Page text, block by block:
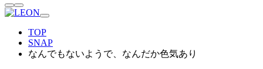
TOP
SNAP
なんでもないようで、なんだか色気あり